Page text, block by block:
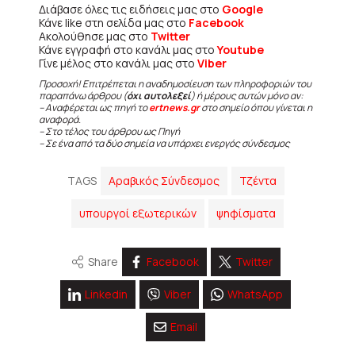
Διάβασε όλες τις ειδήσεις μας στο Google
Κάνε like στη σελίδα μας στο Facebook
Ακολούθησε μας στο Twitter
Κάνε εγγραφή στο κανάλι μας στοYoutube
Γίνε μέλος στο κανάλι μας στο Viber
Προσοχή! Επιτρέπεται η αναδημοσίευση των πληροφοριών του
παραπάνω άρθρου (όχι αυτολεξεί) ή μέρους αυτών μόνο αν:
– Αναφέρεται ως πηγή τοertnews.grστο σημείο όπου γίνεται η
αναφορά.
– Στο τέλος του άρθρου ως Πηγή
– Σε ένα από τα δύο σημεία να υπάρχει ενεργός σύνδεσμος
TAGS Αραβικός Σύνδεσμος Τζέντα
υπουργοί εξωτερικών ψηφίσματα
Share Facebook Twitter
Linkedin Viber WhatsApp
Email